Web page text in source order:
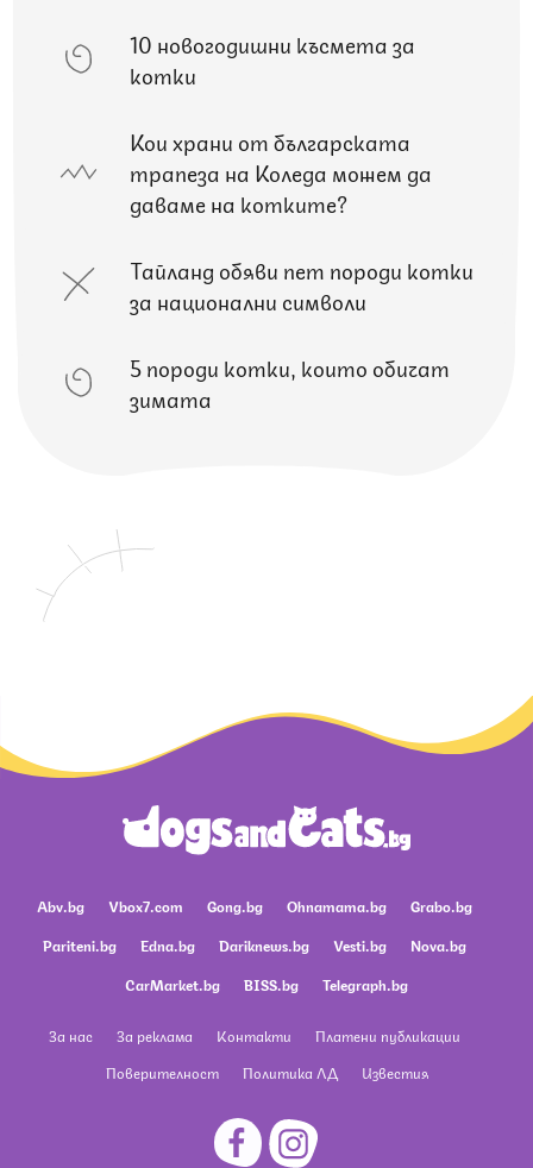
10 новогодишни късмета за
котки
Кои храни от българската
трапеза на Коледа можем да
даваме на котките?
Тайланд обяви пет породи котки
за национални символи
5 породи котки, които обичат
зимата
Abv.bg Vbox7.com Gong.bg Ohnamama.bg
Grabo.bg
Pariteni.bg
Edna.bg Dariknews.bg Vesti.bg
Nova.bg
CarMarket.bg
BISS.bg Telegraph.bg
За нас За реклама Контакти
Платени публикации
Поверителност
Политика ЛД Известия